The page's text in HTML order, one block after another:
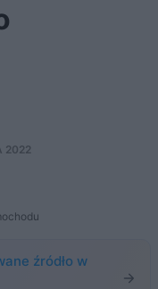
2022
źródło w